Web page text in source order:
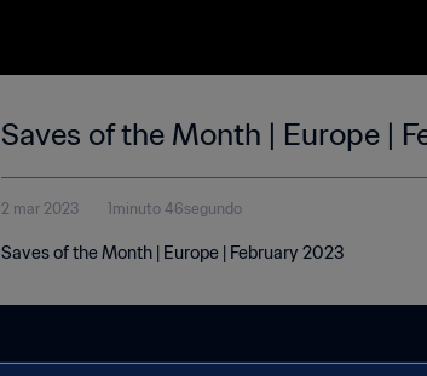
Saves of the Month | Europe |
2 mar 2023 1minuto 46segundo
Saves of the Month | Europe | February 2023